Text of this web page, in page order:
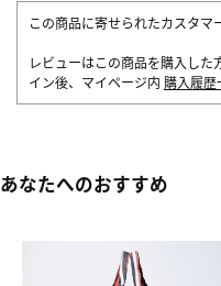
この商品に寄せられたカスタマ
レビューはこの商品を購入し
イン後、マイページ内 購入履歴
あなたへのおすすめ